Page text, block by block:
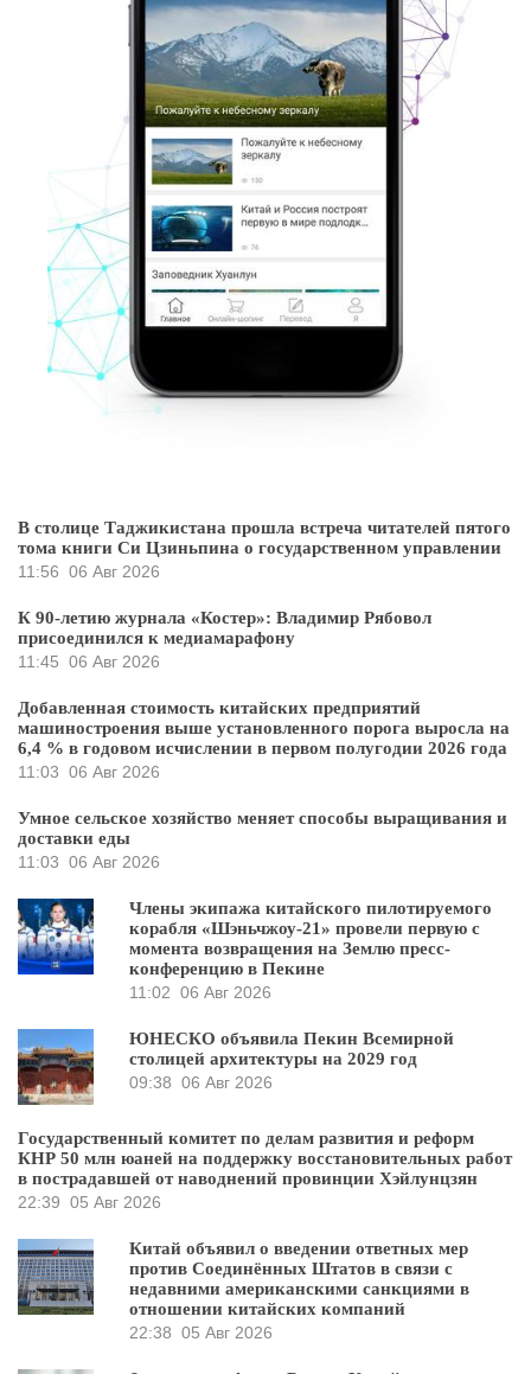
В столице Таджикистана прошла встреча читателей пятого
тома книги Си Цзиньпина о государственном управлении
11:56 06 Авг 2026
К 90-летию журнала «Костер»: Владимир Рябовол
присоединился к медиамарафону
11:45 06 Авг 2026
Добавленная стоимость китайских предприятий
машиностроения выше установленного порога выросла на
6,4 % в годовом исчислении в первом полугодии 2026 года
11:03 06 Авг 2026
Умное сельское хозяйство меняет способы выращивания и
доставки еды
11:03 06 Авг 2026
Члены экипажа китайского пилотируемого
корабля «Шэньчжоу-21» провели первую с
момента возвращения на Землю пресс-
конференцию в Пекине
11:02 06 Авг 2026
ЮНЕСКО объявила Пекин Всемирной
столицей архитектуры на 2029 год
09:38 06 Авг 2026
Государственный комитет по делам развития и реформ
КНР 50 млн юаней на поддержку восстановительных работ
в пострадавшей от наводнений провинции Хэйлунцзян
22:39 05 Авг 2026
Китай объявил о введении ответных мер
против Соединённых Штатов в связи с
недавними американскими санкциями в
отношении китайских компаний
22:38 05 Авг 2026